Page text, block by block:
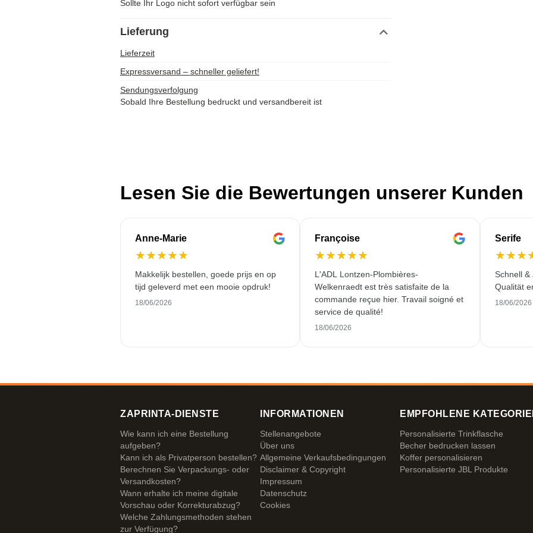
Sollte Ihr Logo nicht sofort verfügbar sein
Lieferung
Lieferzeit
Expressversand – schneller geliefert!
Sendungsverfolgung
Sobald Ihre Bestellung bedruckt und versandbereit ist
Lesen Sie die Bewertungen unserer Kunden
Anne-Marie
★★★★★
Makkelijk bestellen, goede prijs en op
tijd geleverd met een mooie opdruk!
18/06/2026
Françoise
★★★★★
L'ADL Lontzen-Plombières-
Welkenraedt est très satisfaite de la
commande reçue hier. Travail soigné et
service de qualité!
18/06/2026
Serife
★★★
Schnell
Qualität
18/06/2026
ZAPRINTA-DIENSTE
Wie kann ich eine Bestellung
aufgeben?
Kann ich als Privatperson bestellen?
Berechnen Sie Verpackungs- oder
Versandkosten?
Wann erhalte ich meine digitale
Vorschau oder Korrekturabzug?
Welche Zahlungsmethoden stehen
zur Verfügung?
INFORMATIONEN
Stellenangebote
Über uns
Allgemeine Verkaufsbedingungen
Disclaimer & Copyright
Impressum
Datenschutz
Cookies
EMPFOHLENE
Personalisierte Trinkflasche
Becher bedrucken lassen
Koffer personalisieren
Personalisierte JBL Produkte